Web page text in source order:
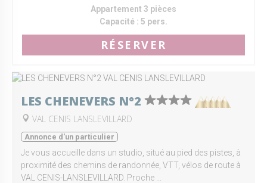
Appartement 3 pièces
Capacité : 5 pers.
RÉSERVER
LES CHENEVERS N°2
VAL CENIS LANSLEVILLARD
Annonce d'un particulier
Je vous accueille dans un studio, situé au pied des pistes, à
proximité des chemins de randonnée, VTT, vélos de route à
VAL CENIS-LANSLEVILLARD. Proche ...